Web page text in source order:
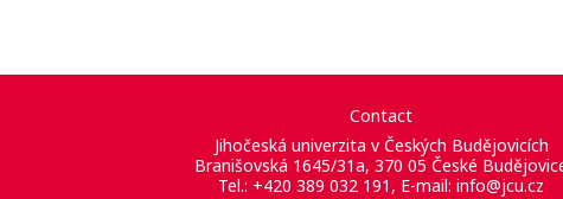
Contact
Jihočeská univerzita v Českých Budějovicích
Branišovská 1645/31a, 370 05 České
Tel.: +420 389 032 191, E-mail: info@jcu.cz